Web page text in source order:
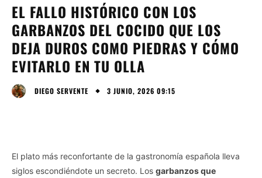
EL FALLO HISTÓRICO CON LOS
GARBANZOS DEL COCIDO QUE LOS
DEJA DUROS COMO PIEDRAS Y CÓMO
EVITARLO EN TU OLLA
DIEGO SERVENTE 3 JUNIO, 2026 09:15
El plato más reconfortante de la gastronomía española lleva
siglos escondiéndote un secreto. Los garbanzos que